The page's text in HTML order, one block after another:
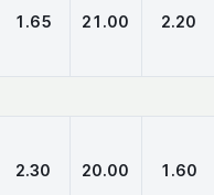
1.65 21.00 2.20
2.30 20.00 1.60